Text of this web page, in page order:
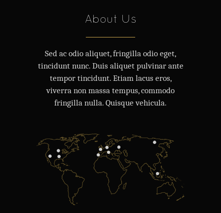
About Us
Sed ac odio aliquet, fringilla odio eget,
tincidunt nunc. Duis aliquet pulvinar ante
tempor tincidunt. Etiam lacus eros,
viverra non massa tempus, commodo
fringilla nulla. Quisque vehicula.